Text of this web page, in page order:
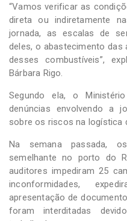
“Vamos verificar as
direta ou indiretamente
jornada, as escalas de
deles, o abastecimento
desses combustíveis”,
Bárbara Rigo.
Segundo ela, o
denúncias envolvendo a
sobre os riscos na logística
Na semana passada,
semelhante no porto do
auditores impediram 25
inconformidades,
apresentação de
foram interditadas